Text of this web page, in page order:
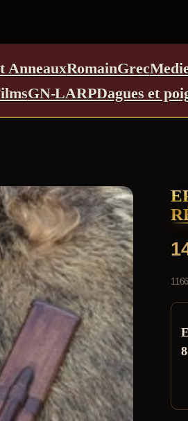
AnneauxRomainGrec
GN-LARPDagues et